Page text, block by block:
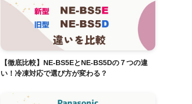
【徹底比較】NE-BS5EとNE-BS5Dの７つの違
い！冷凍対応で選び方が変わる？